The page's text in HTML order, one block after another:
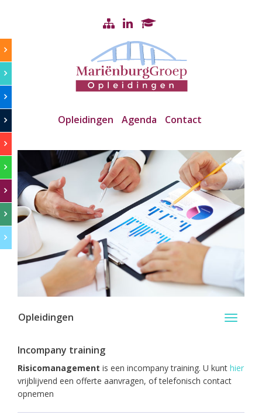
Opleidingen Agenda Contact
Toggle
Opleidingen
Incompany training
Risicomanagement is een incompany training. U kunt hier
vrijblijvend een offerte aanvragen, of telefonisch contact
opnemen